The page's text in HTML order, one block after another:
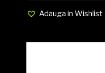
Adauga in Wishlist